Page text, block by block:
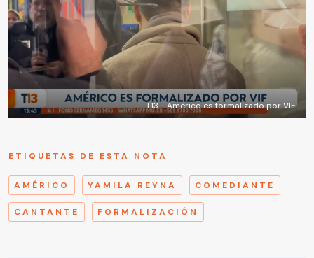
T13 - Américo es formalizado por VIF
ETIQUETAS DE ESTA NOTA
AMÉRICO YAMILA REYNA COMEDIANTE
CANTANTE FORMALIZACIÓN